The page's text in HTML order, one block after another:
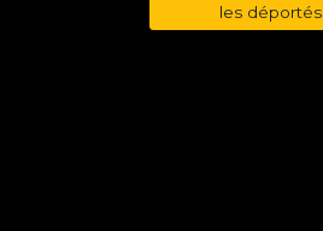
les déportés